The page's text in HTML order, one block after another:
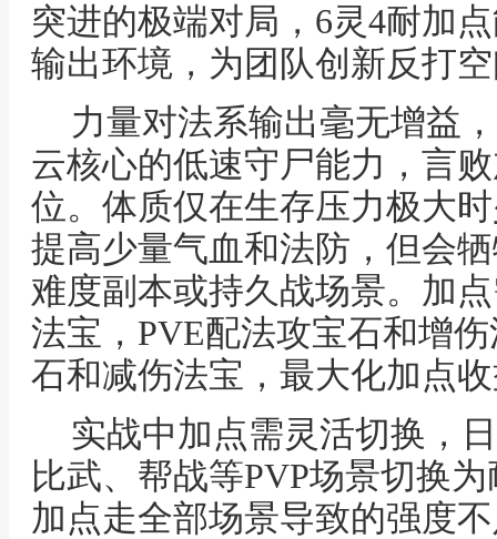
突进的极端对局，6灵4耐加
输出环境，为团队创新反打
力量对法系输出毫无增益
云核心的低速守尸能力，言
位。体质仅在生存压力极大
提高少量气血和法防，但会
难度副本或持久战场景。加
法宝，PVE配法攻宝石和增
石和减伤法宝，最大化加点
实战中加点需灵活切换，
比武、帮战等PVP场景切换
加点走全部场景导致的强度